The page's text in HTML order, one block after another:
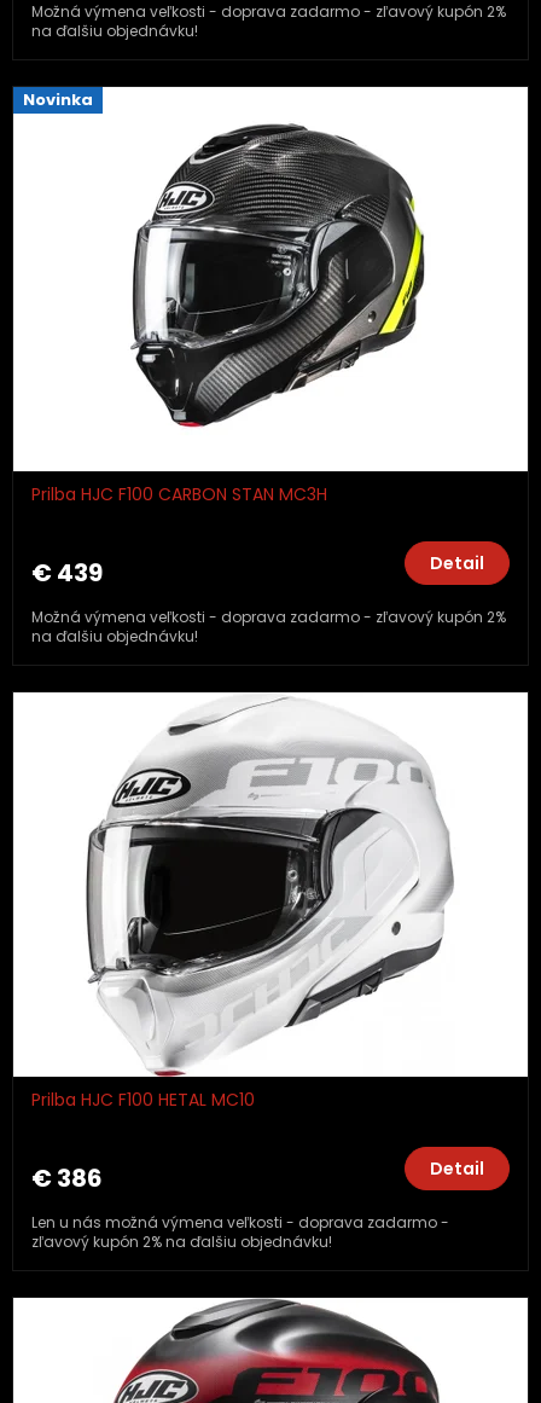
Možná výmena veľkosti - doprava zadarmo - zľavový kupón 2%
na ďalšiu objednávku!
Novinka
Prilba HJC F100 CARBON STAN MC3H
€ 439 Detail
Možná výmena veľkosti - doprava zadarmo - zľavový kupón 2%
na ďalšiu objednávku!
Prilba HJC F100 HETAL MC10
€ 386 Detail
Len u nás možná výmena veľkosti - doprava zadarmo -
zľavový kupón 2% na ďalšiu objednávku!